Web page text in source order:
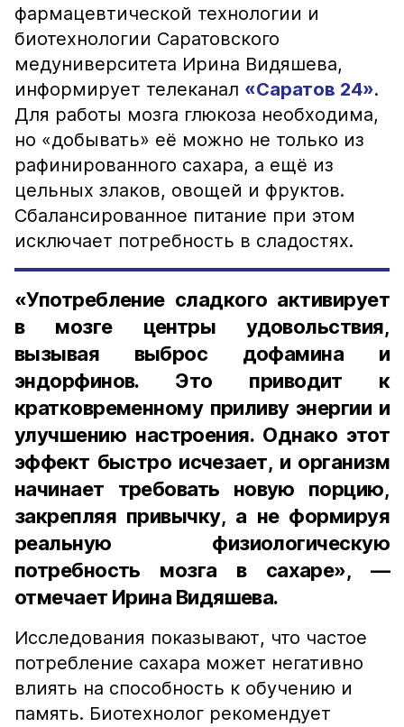
фармацевтической технологии и
биотехнологии Саратовского
медуниверситета Ирина Видяшева,
информирует телеканал «Саратов 24».
Для работы мозга глюкоза необходима,
но «добывать» её можно не только из
рафинированного сахара, а ещё из
цельных злаков, овощей и фруктов.
Сбалансированное питание при этом
исключает потребность в сладостях.
«Употребление сладкого активирует
в мозге центры удовольствия,
вызывая выброс дофамина и
эндорфинов. Это приводит к
кратковременному приливу энергии и
улучшению настроения. Однако этот
эффект быстро исчезает, и организм
начинает требовать новую порцию,
закрепляя привычку, а не формируя
реальную физиологическую
потребность мозга в сахаре», —
отмечает Ирина Видяшева.
Исследования показывают, что частое
потребление сахара может негативно
влиять на способность к обучению и
память. Биотехнолог рекомендует